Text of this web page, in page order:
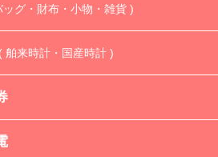
ッグ・財布・小物・雑貨 )
( 舶来時計・国産時計 )